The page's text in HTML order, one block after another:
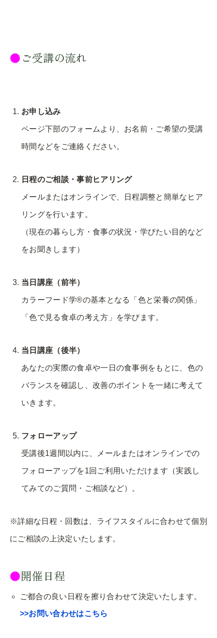
● ご受講の流れ
お申し込み
ページ下部のフォームより、お名前・ご希望の受講
時間などをご連絡ください。
日程のご相談・事前ヒアリング
メールまたはオンラインで、日程調整と簡単なヒア
リングを行います。
（現在の暮らし方・食事の状況・学びたい目的など
をお聞きします）
当日講座（前半）
カラーフード学®︎の基本となる「色と栄養の関係」
「色で見る食卓の考え方」を学びます。
当日講座（後半）
あなたの実際の食卓や一日の食事例をもとに、色の
バランスを確認し、改善のポイントを一緒に考えて
いきます。
フォローアップ
受講後1週間以内に、メールまたはオンラインでの
フォローアップを1回ご利用いただけます（実践し
てみてのご質問・ご相談など）。
※詳細な日程・回数は、ライフスタイルに合わせて個別
にご相談の上決定いたします。
●開催日程
ご都合の良い日程を擦り合わせて決定いたします。
>>お問い合わせはこちら